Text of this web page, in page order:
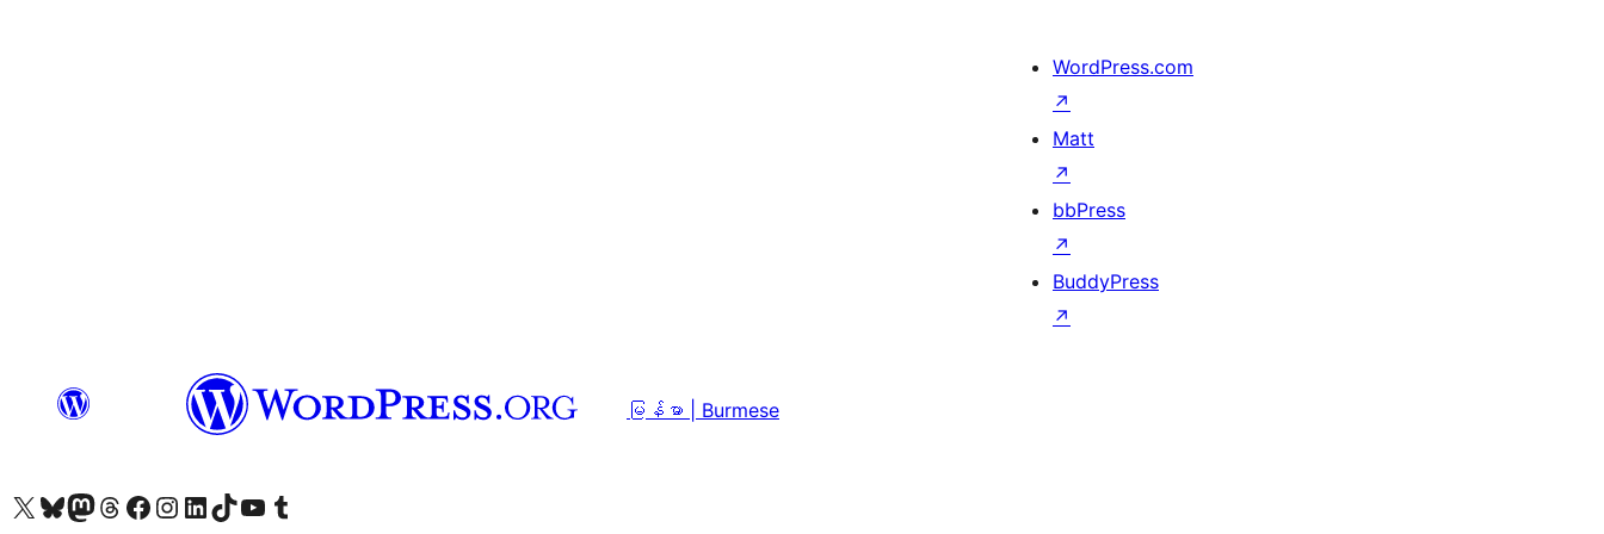
WordPress.com
↗
Matt
↗
bbPress
↗
BuddyPress
↗
မြန်မာ | Burmese
ကျွန်ုပ်တို့၏ X (ယခင် Twitter) အကောင့်သို့ သွားရောက်ကြည့်ရှုပါကျွန်ုပ်တို့၏ Bluesky အကောင့်သို့ ဝင်ရောက်ကြည့်ရှုရန်
ကျွန်ုပ်တို့၏ Mastodon အကောင့်သို့ သွားရောက်ကြည့်ရှုပါကျွန်ုပ်တို့၏ Threads အကောင့်သို့ ဝင်ရောက်ကြည့်ရှုရန်
ကျွန်ုပ်တို့၏ Facebook စာမျက်နှာသို့ သွားရောက်ကြည့်ရှုပါကျွန်ုပ်တို့၏ Instagram အကောင့်သို့ သွားရောက်ကြည့်ရှုပါ ကျွန်ုပ်တို့၏ LinkedIn အကောင့်သို့ သွားရောက်ကြည့်ရှုပါကျွန်ုပ်တို့၏ TikTok အကောင့်သို့ ဝင်ရောက်ကြည့်ရှုရန်
ကျွန်ုပ်တို့၏ YouTube ချန်နယ်သို့ သွားရောက်ကြည့်ရှုပါ ကျွန်ုပ်တို့၏ Tumblr အကောင့်သို့ ဝင်ရောက်ကြည့်ရှုရန်